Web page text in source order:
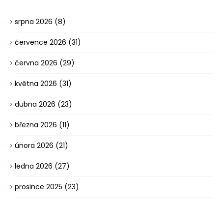
srpna 2026 (8)
července 2026 (31)
června 2026 (29)
května 2026 (31)
dubna 2026 (23)
března 2026 (11)
února 2026 (21)
ledna 2026 (27)
prosince 2025 (23)